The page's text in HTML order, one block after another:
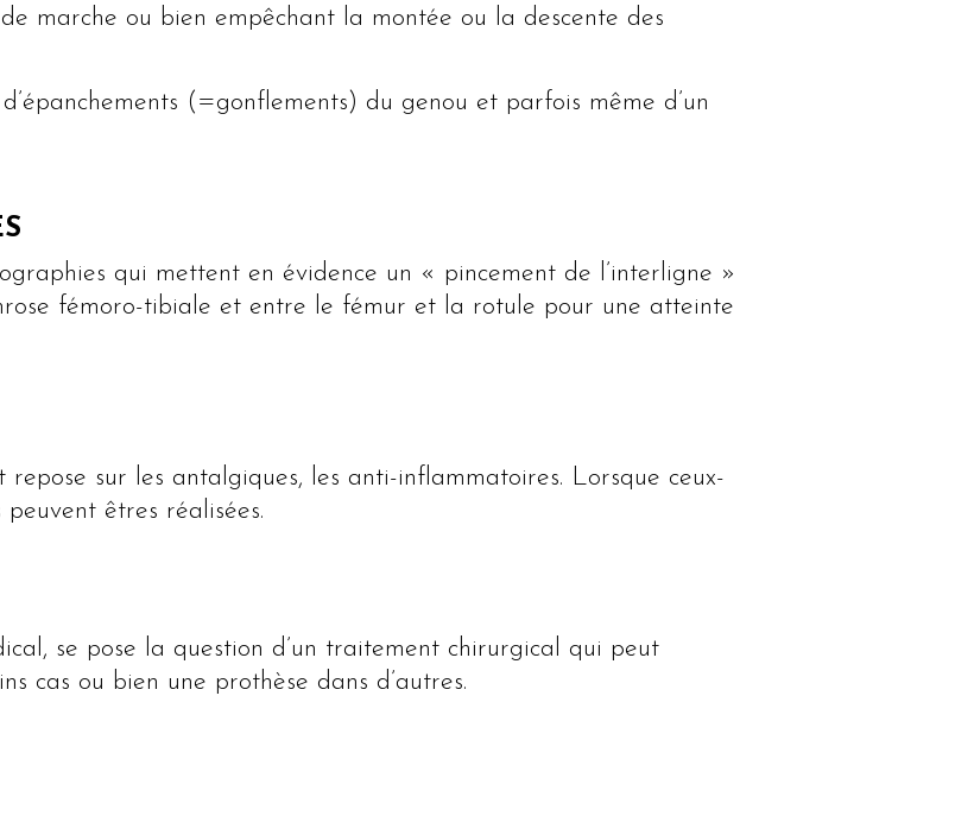
marche ou bien empêchant la montée ou la descente des
(=gonflements) du genou et parfois même d’un
qui mettent en évidence un « pincement de l’interligne »
fémoro-tibiale et entre le fémur et la rotule pour une atteinte
sur les antalgiques, les anti-inflammatoires. Lorsque ceux-
êtres réalisées.
se pose la question d’un traitement chirurgical qui peut
cas ou bien une prothèse dans d’autres.